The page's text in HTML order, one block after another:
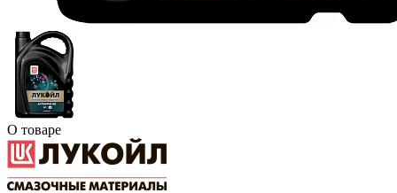
О товаре